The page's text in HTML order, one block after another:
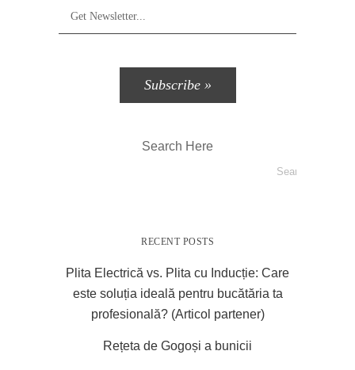
Search Here
RECENT POSTS
Plita Electrică vs. Plita cu Inducție: Care
este soluția ideală pentru bucătăria ta
profesională? (Articol partener)
Rețeta de Gogoși a bunicii